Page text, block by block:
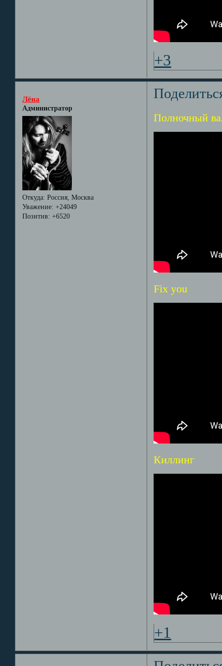
+3
Лёна
Администратор
Откуда: Россия, Москва
Уважение: +24049
Позитив: +6520
Полночный
Fix you
Киллинг
+1